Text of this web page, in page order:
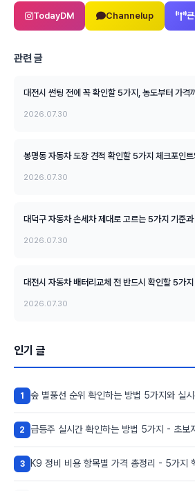
TodayDM Channelup
관련 글
대전시 썬팅 전에 꼭 확인할 5가지, 농도부터 가격
2026.07.30
봉명동 자동차 도장 견적 확인할 5가지 체크포인
2026.07.30
대덕구 자동차 손세차 제대로 고르는 5가지 기준
2026.07.30
대전시 자동차 배터리교체 전 반드시 확인할 5가
2026.07.30
인기 글
1 숲 별풍선 순위 확인하는 방법 5가지와 실
2 급등주 실시간 확인하는 방법 5가지 - 초보
3 K9 정비 비용 항목별 가격 총정리 - 5가지